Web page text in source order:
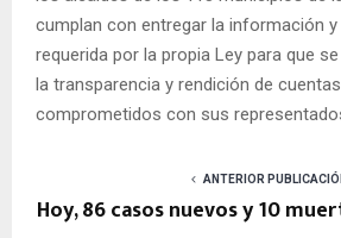
cumplan con entregar la información
requerida por la propia Ley para que
la transparencia y rendición de
comprometidos con sus
ANTERIOR
Hoy, 86 casos nuevos y 10